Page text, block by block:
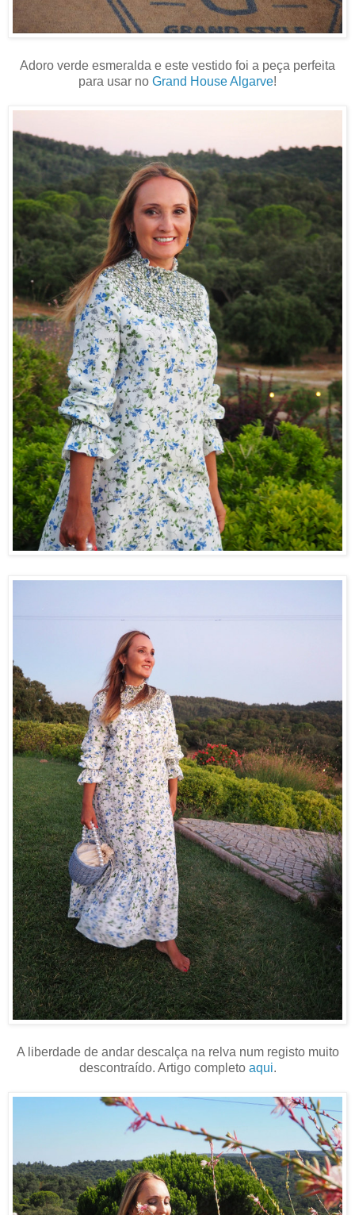
Adoro verde esmeralda e este vestido foi a peça perfeita
para usar no Grand House Algarve!
A liberdade de andar descalça na relva num registo muito
descontraído. Artigo completo aqui.